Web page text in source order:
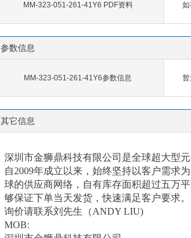
MM-323-051-261-41Y6 PDF资料 如
参数信息
MM-323-051-261-41Y6参数信息
其它信息
深圳市金狮鼎科技有限公司是全球超大型
自2009年成立以来，始终坚持以客户需求
球的供应商网络，自有库存面积超过五万
够保证下单当天发货，快速满足客户要求。
询价请联系刘先生（ANDY LIU)
MOB: